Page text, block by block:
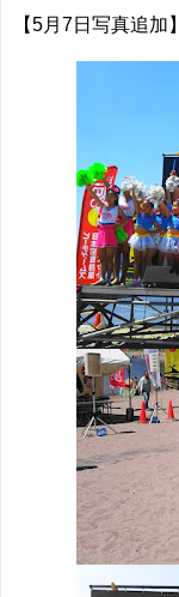
【5月7日写真追加】